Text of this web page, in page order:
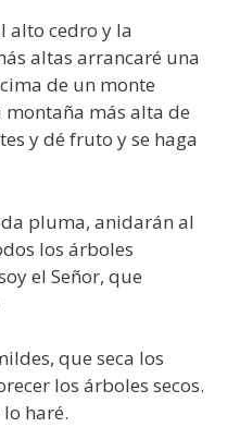
alto cedro y la
altas arrancaré una
de un monte
más alta de
y dé fruto y se haga
pluma, anidarán al
los árboles
el Señor, que
que seca los
los árboles secos.
lo haré.